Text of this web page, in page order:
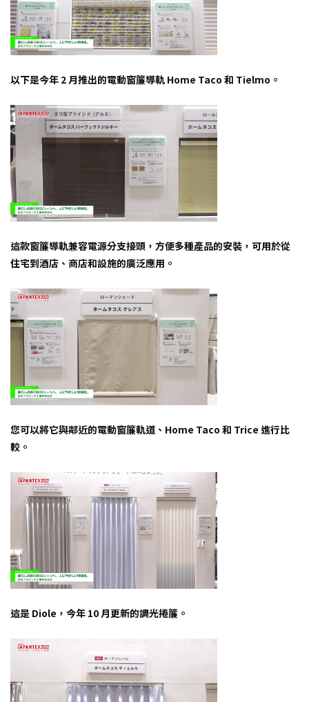
以下是今年 2 月推出的電動窗簾導軌 Home Taco 和 Tielmo。
這款窗簾導軌兼容電源分支接頭，方便多種產品的安裝，可用於從
住宅到酒店、商店和設施的廣泛應用。
您可以將它與鄰近的電動窗簾軌道、Home Taco 和 Trice 進行比
較。
這是 Diole，今年 10 月更新的調光捲簾。